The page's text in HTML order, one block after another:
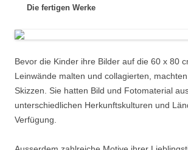
Die fertigen Werke
Bevor die Kinder ihre Bilder auf die 60 x 80
Leinwände malten und collagierten,
Skizzen. Sie hatten Bild und Fotomaterial
unterschiedlichen Herkunftskulturen und
Verfügung.